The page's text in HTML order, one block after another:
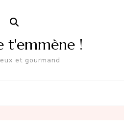
t'emmène !
et gourmand